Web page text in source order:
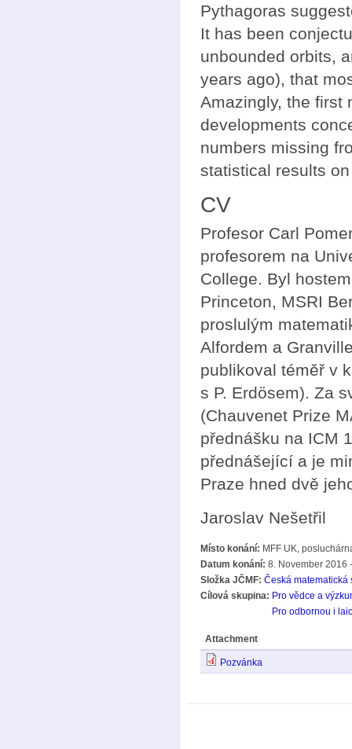
Pythagoras
It has been
unbounded orbits,
years ago), that
Amazingly, the first
developments
numbers missing
statistical results
CV
Profesor Carl
profesorem na
College. Byl
Princeton, MSRI
proslulým
Alfordem a
publikoval téměř v
s P. Erdösem). Za
(Chauvenet Prize
přednášku na ICM
přednášející a je
Praze hned dvě
Jaroslav Nešetřil
Místo konání: MFF UK,
Datum konání: 8. November 2016
Složka JČMF: Česká matematická
Cílová skupina: Pro vědce a
Pro odbornou i
Attachment
Pozvánka